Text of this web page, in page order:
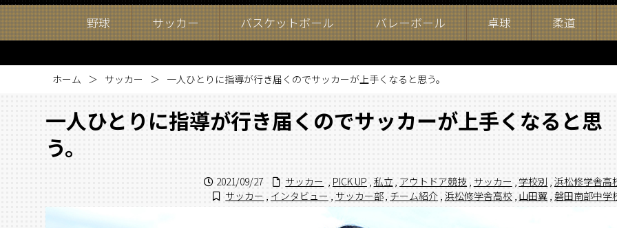
野球 サッカー バスケットボール バレーボール 卓球 柔道
ホーム サッカー 一人ひとりに指導が行き届くのでサッカーが上手くなると思う。
一人ひとりに指導が行き届くのでサッカーが上手くなると思
う。
2021/09/27 サッカー , PICK UP , 私立 , アウトドア競技 , サッカー , 学校別 , 浜松修学舎高
サッカー , インタビュー , サッカー部, チーム紹介 , 浜松修学舎高校 , 山田翼 , 磐田南部中学